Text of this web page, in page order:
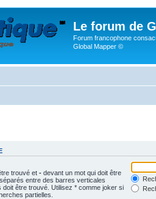
Le forum de
Forum francophone
Global Mapper ©
trouvé et - devant un mot qui doit être
entre des barres verticales
doit être trouvé. Utilisez * comme joker si
partielles.